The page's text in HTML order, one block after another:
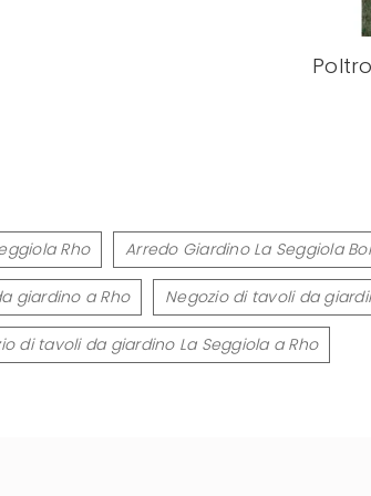
Rho Arredo Giardino La Seggiola
giardino a Rho Negozio di tavoli da
di tavoli da giardino La Seggiola a Rho